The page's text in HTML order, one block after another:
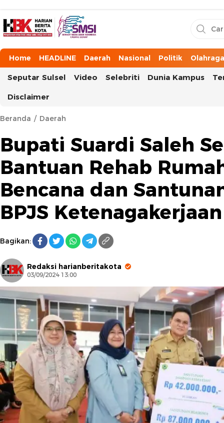
HarianBeritaKota
Mengabarkan Setiap Detil, Sudut, dan Cerita Kota
Home HEADLINE Daerah Nasional Politik Olahraga
Seputar Sulsel Video Selebriti Dunia Kampus
Disclaimer
Beranda Daerah
Bupati Suardi Saleh
Bantuan Rehab
Bencana dan
BPJS Ketenagakerjaan
Bagikan:
Redaksi harianberitakota
03/09/2024 13:00